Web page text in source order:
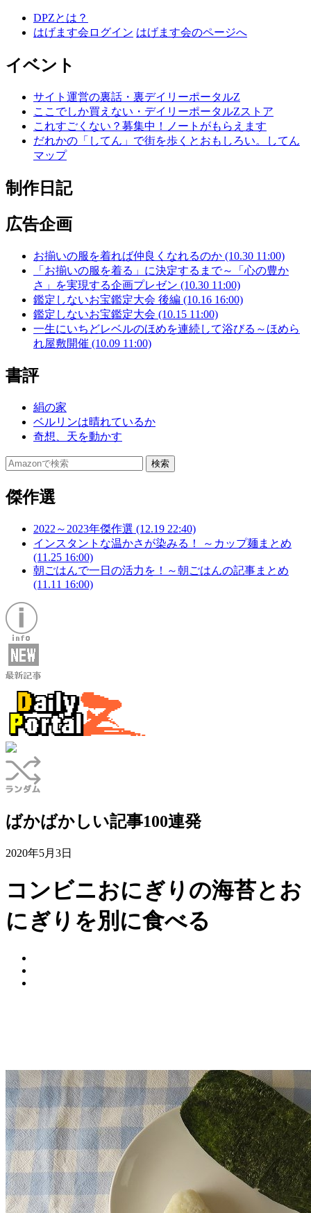
DPZとは？
はげます会ログイン はげます会のページへ
イベント
サイト運営の裏話・裏デイリーポータルZ
ここでしか買えない・デイリーポータルZストア
これすごくない？募集中！ノートがもらえます
だれかの「してん」で街を歩くとおもしろい。してん
マップ
制作日記
広告企画
お揃いの服を着れば仲良くなれるのか (10.30 11:00)
「お揃いの服を着る」に決定するまで～「心の豊か
さ」を実現する企画プレゼン (10.30 11:00)
鑑定しないお宝鑑定大会 後編 (10.16 16:00)
鑑定しないお宝鑑定大会 (10.15 11:00)
一生にいちどレベルのほめを連続して浴びる～ほめら
れ屋敷開催 (10.09 11:00)
書評
絹の家
ベルリンは晴れているか
奇想、天を動かす
傑作選
2022～2023年傑作選 (12.19 22:40)
インスタントな温かさが染みる！ ～カップ麺まとめ
(11.25 16:00)
朝ごはんで一日の活力を！～朝ごはんの記事まとめ
(11.11 16:00)
ばかばかしい記事100連発
2020年5月3日
コンビニおにぎりの海苔とお
にぎりを別に食べる